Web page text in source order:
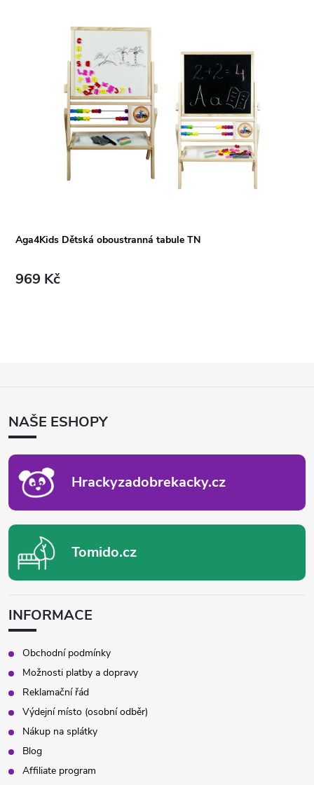
Aga4Kids Dětská oboustranná tabule TN
969 Kč
ANAŠE ESHOPY
Hrackyzadobrekacky.cz
Tomido.cz
INFORMACE
Obchodní podmínky
Možnosti platby a dopravy
Reklamační řád
Výdejní místo (osobní odběr)
Nákup na splátky
Blog
Affiliate program